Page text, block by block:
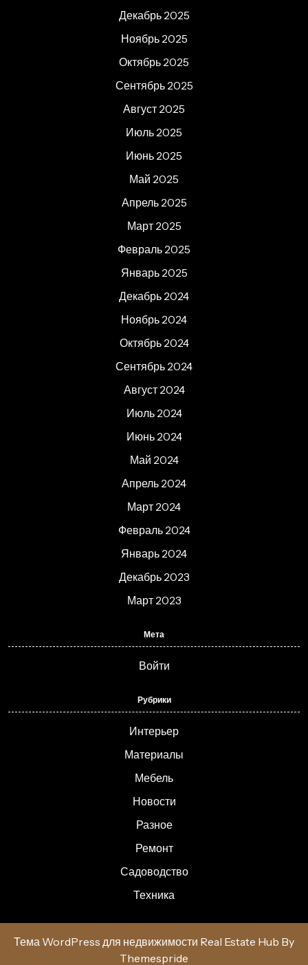
Декабрь 2025
Ноябрь 2025
Октябрь 2025
Сентябрь 2025
Август 2025
Июль 2025
Июнь 2025
Май 2025
Апрель 2025
Март 2025
Февраль 2025
Январь 2025
Декабрь 2024
Ноябрь 2024
Октябрь 2024
Сентябрь 2024
Август 2024
Июль 2024
Июнь 2024
Май 2024
Апрель 2024
Март 2024
Февраль 2024
Январь 2024
Декабрь 2023
Март 2023
Мета
Войти
Рубрики
Интерьер
Материалы
Мебель
Новости
Разное
Ремонт
Садоводство
Техника
Тема WordPress для недвижимости Real Estate Hub By
Themespride